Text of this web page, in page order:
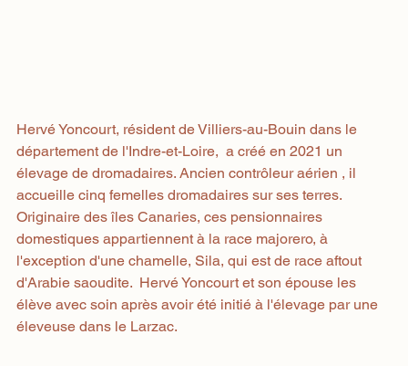
Hervé Yoncourt, résident de Villiers-au-Bouin dans le
département de l'Indre-et-Loire,  a créé en 2021 un
élevage de dromadaires. Ancien contrôleur aérien , il
accueille cinq femelles dromadaires sur ses terres.
Originaire des îles Canaries, ces pensionnaires
domestiques appartiennent à la race majorero, à
l'exception d'une chamelle, Sila, qui est de race aftout
d'Arabie saoudite.  Hervé Yoncourt et son épouse les
élève avec soin après avoir été initié à l'élevage par une
éleveuse dans le Larzac.